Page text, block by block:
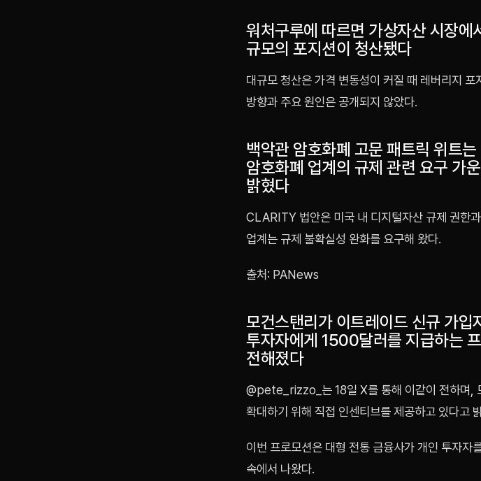
워처구루에 따르면 가상자산 시장에
규모의 포지션이 청산됐다
대규모 청산은 가격 변동성이 커질 때 레버리지
방향과 주요 원인은 공개되지 않았다.
백악관 암호화폐 고문 패트릭 위트
암호화폐 업계의 규제 관련 요구 가
밝혔다
CLARITY 법안은 미국 내 디지털자산 규제 권한
업계는 규제 불확실성 완화를 요구해 왔다.
출처: PANews
모건스탠리가 이트레이드 신규 가입
투자자에게 1500달러를 지급하는
전해졌다
@pete_rizzo_는 18일 X를 통해 이같이 전하며,
확대하기 위해 직접 인센티브를 제공하고 있다고
이번 프로모션은 대형 전통 금융사가 개인 투자자
속에서 나왔다.